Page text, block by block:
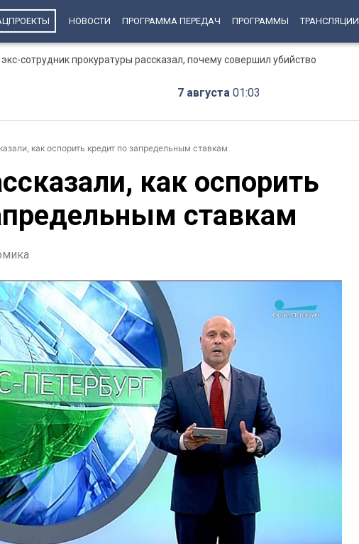
НОВОСТИ ПРОГРАММА ПЕРЕДАЧ ПРОГРАММЫ ТРАНСЛЯЦИИ
сотрудник прокуратуры рассказал, почему совершил убийство
7 августа 01:03
как оспорить кредит по запредельным ставкам
как оспорить
ставкам